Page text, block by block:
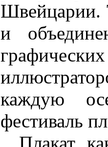
Швейцарии.
и
каждую
фестиваль